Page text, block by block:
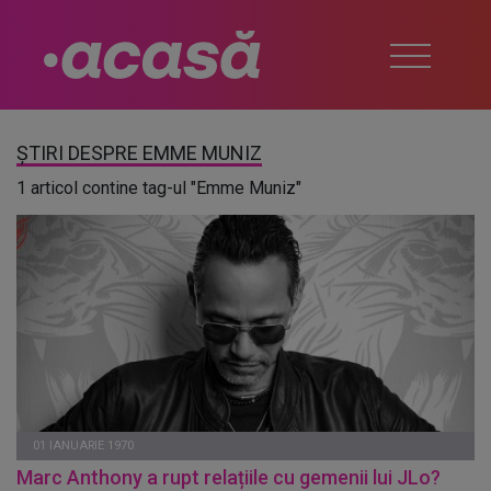
ȘTIRI DESPRE EMME MUNIZ
1 articol contine tag-ul "Emme Muniz"
01 IANUARIE 1970
Marc Anthony a rupt relațiile cu gemenii lui JLo?